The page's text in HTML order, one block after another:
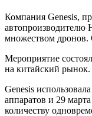
Компания Genesis,
автопроизводителю
множеством дронов.
Мероприятие
на китайский рынок.
Genesis
аппаратов и 29
количеству